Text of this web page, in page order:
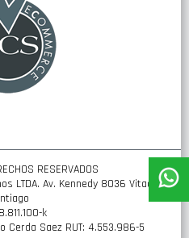
RESERVADOS
LTDA. Av. Kennedy 8036 Vitacura,
k
Cerda Saez RUT: 4.553.986-5